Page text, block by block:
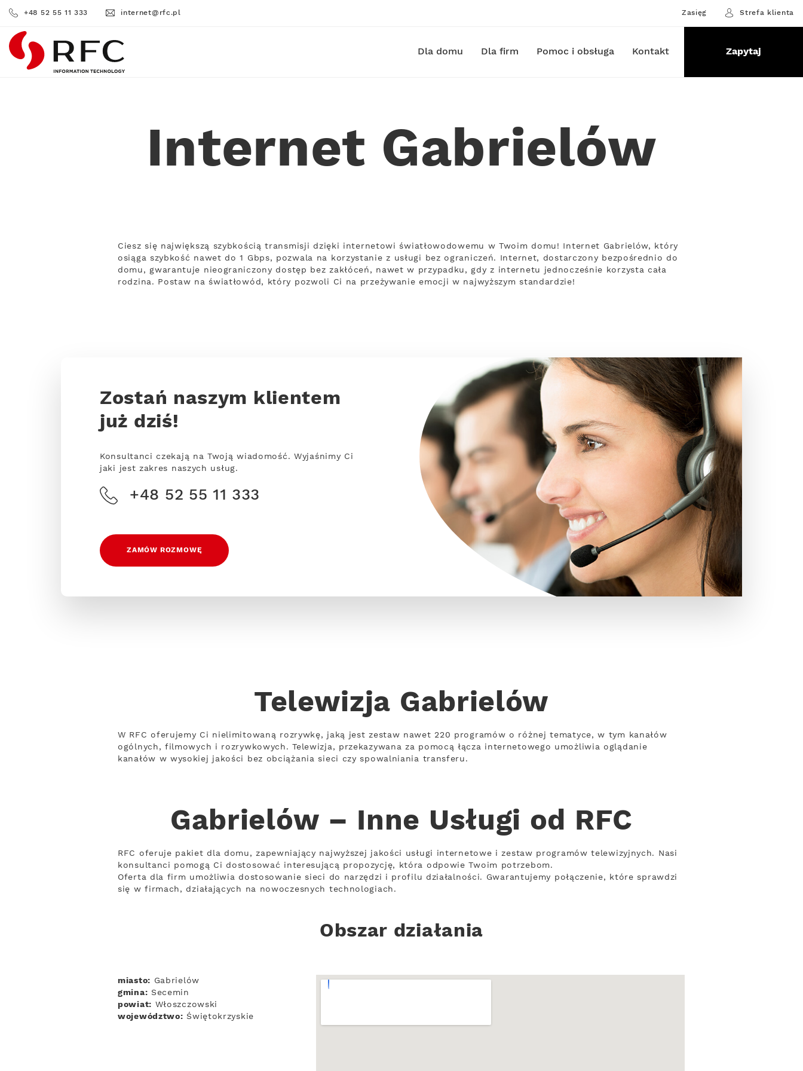
+48 52 55 11 333 internet@rfc.pl Zasięg Strefa klienta
RFC Dla domu Dla firm Pomoc i obsługa Kontakt Zapytaj
Internet Gabrielów
Ciesz się największą szybkością transmisji dzięki internetowi światłowodowemu w Twoim domu! Internet Gabrielów, który
osiąga szybkość nawet do 1 Gbps, pozwala na korzystanie z usługi bez ograniczeń. Internet, dostarczony bezpośrednio do
domu, gwarantuje nieograniczony dostęp bez zakłóceń, nawet w przypadku, gdy z internetu jednocześnie korzysta cała
rodzina. Postaw na światłowód, który pozwoli Ci na przeżywanie emocji w najwyższym standardzie!
Zostań naszym klientem
już dziś!
Konsultanci czekają na Twoją wiadomość. Wyjaśnimy Ci
jaki jest zakres naszych usług.
+48 52 55 11 333
ZAMÓW ROZMOWĘ
Telewizja Gabrielów
W RFC oferujemy Ci nielimitowaną rozrywkę, jaką jest zestaw nawet 220 programów o różnej tematyce, w tym kanałów
ogólnych, filmowych i rozrywkowych. Telewizja, przekazywana za pomocą łącza internetowego umożliwia oglądanie
kanałów w wysokiej jakości bez obciążania sieci czy spowalniania transferu.
Gabrielów – Inne Usługi od RFC
RFC oferuje pakiet dla domu, zapewniający najwyższej jakości usługi internetowe i zestaw programów telewizyjnych. Nasi
konsultanci pomogą Ci dostosować interesującą propozycję, która odpowie Twoim potrzebom.
Oferta dla firm umożliwia dostosowanie sieci do narzędzi i profilu działalności. Gwarantujemy połączenie, które sprawdzi
się w firmach, działających na nowoczesnych technologiach.
Obszar działania
miasto: Gabrielów
gmina: Secemin
powiat: Włoszczowski
województwo: Świętokrzyskie